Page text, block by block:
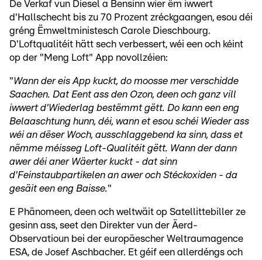
De Verkaf vun Diesel a Bensinn wier ëm iwwert
d'Hallschecht bis zu 70 Prozent zréckgaangen, esou déi
gréng Ëmweltministesch Carole Dieschbourg.
D'Loftqualitéit hätt sech verbessert, wéi een och kéint
op der "Meng Loft" App novollzéien:
"Wann der eis App kuckt, do moosse mer verschidde
Saachen. Dat Eent ass den Ozon, deen och ganz vill
iwwert d'Wiederlag bestëmmt gëtt. Do kann een eng
Belaaschtung hunn, déi, wann et esou schéi Wieder ass
wéi an dëser Woch, ausschlaggebend ka sinn, dass et
nëmme méisseg Loft-Qualitéit gëtt. Wann der dann
awer déi aner Wäerter kuckt - dat sinn
d'Feinstaubpartikelen an awer och Stéckoxiden - da
gesäit een eng Baisse."
E Phänomeen, deen och weltwäit op Satellittebiller ze
gesinn ass, seet den Direkter vun der Äerd-
Observatioun bei der europäescher Weltraumagence
ESA, de Josef Aschbacher. Et géif een allerdéngs och